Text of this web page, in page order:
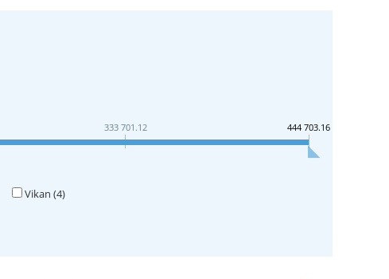
333 701.12 444 703.16
Vikan (4)